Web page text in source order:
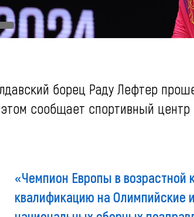
борец Раду Лефтер
сообщает спортивный центр
«Чемпион Европы в возрастной
квалификацию на Олимпийские